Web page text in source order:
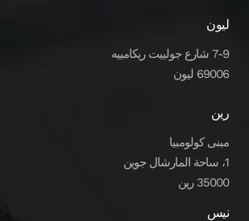
ليون
7-9 شارع جولييت ريكامييه
69006 ليون
رين
مبنى كولومبيا
1، ساحة المارشال جوين
35000 رين
نيس